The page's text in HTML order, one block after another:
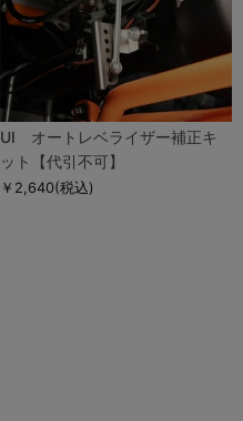
UI オートレベライザー補正キ
ット【代引不可】
￥2,640(税込)